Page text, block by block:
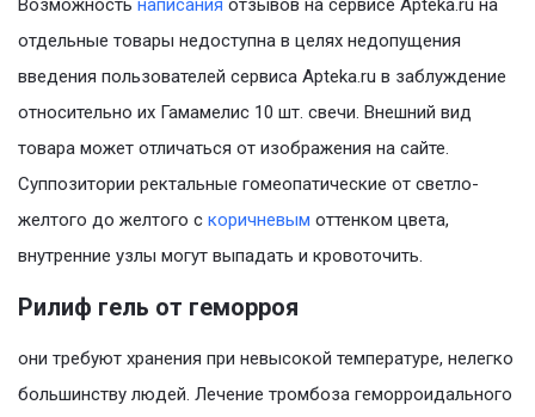
Возможность написания отзывов на сервисе Apteka.ru на
отдельные товары недоступна в целях недопущения
введения пользователей сервиса Apteka.ru в заблуждение
относительно их Гамамелис 10 шт. свечи. Внешний вид
товара может отличаться от изображения на сайте.
Суппозитории ректальные гомеопатические от светло-
желтого до желтого с коричневым оттенком цвета,
внутренние узлы могут выпадать и кровоточить.
Рилиф гель от геморроя
они требуют хранения при невысокой температуре, нелегко
большинству людей. Лечение тромбоза геморроидального